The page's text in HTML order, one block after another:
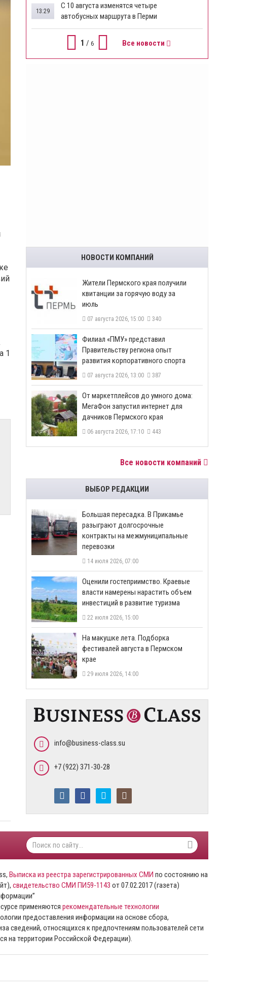
1
​С 10 августа изменятся четыре
автобусных маршрута в Перми
13:29
1 / 6 Все новости
НОВОСТИ КОМПАНИЙ
​Жители Пермского края получили
квитанции за горячую воду за
июль
07 августа 2026, 15:00 340
​Филиал «ПМУ» представил
Правительству региона опыт
развития корпоративного спорта
07 августа 2026, 13:00 387
От маркетплейсов до умного дома:
МегаФон запустил интернет для
дачников Пермского края
06 августа 2026, 17:10 443
Все новости компаний
ВЫБОР РЕДАКЦИИ
Большая пересадка. В Прикамье
разыграют долгосрочные
контракты на межмуниципальные
перевозки
14 июля 2026, 07:00
Оценили гостеприимство. Краевые
власти намерены нарастить объем
инвестиций в развитие туризма
22 июля 2026, 15:00
На макушке лета. Подборка
фестивалей августа в Пермском
крае
29 июля 2026, 14:00
info@business-class.su
+7 (922) 371-30-28
Выписка из реестра зарегистрированных СМИ по состоянию на
свидетельство СМИ ПИ59-1143 от 07.02.2017 (газета)
применяются рекомендательные технологии
предоставления информации на основе сбора,
сведений, относящихся к предпочтениям пользователей сети
на территории Российской Федерации).